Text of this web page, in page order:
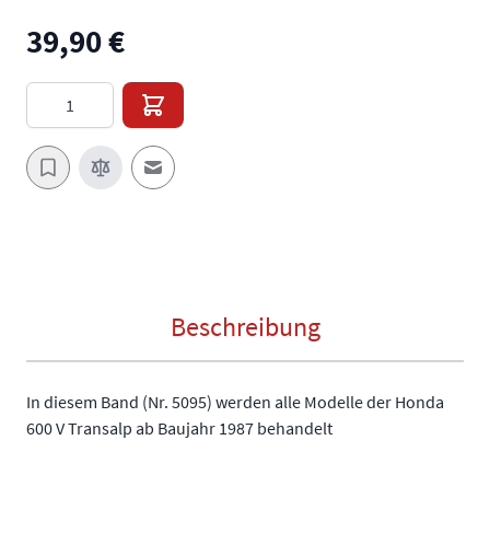
39,90 €
Menge
E-Mail an einen Freund
Beschreibung
In diesem Band (Nr. 5095) werden alle Modelle der Honda
600 V Transalp ab Baujahr 1987 behandelt